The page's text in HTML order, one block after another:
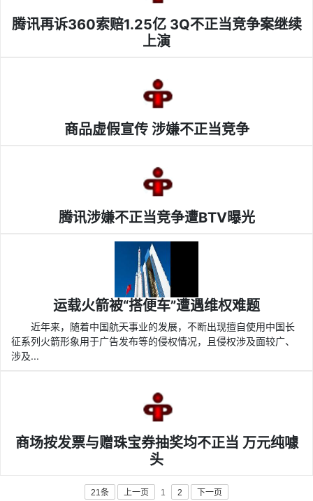
腾讯再诉360索赔1.25亿 3Q不正当竞争案继续
上演
商品虚假宣传 涉嫌不正当竞争
腾讯涉嫌不正当竞争遭BTV曝光
运载火箭被“搭便车”遭遇维权难题
近年来，随着中国航天事业的发展，不断出现擅自使用中国长
征系列火箭形象用于广告发布等的侵权情况，且侵权涉及面较广、
涉及...
商场按发票与赠珠宝券抽奖均不正当 万元纯噱
头
21条 上一页 1 2 下一页